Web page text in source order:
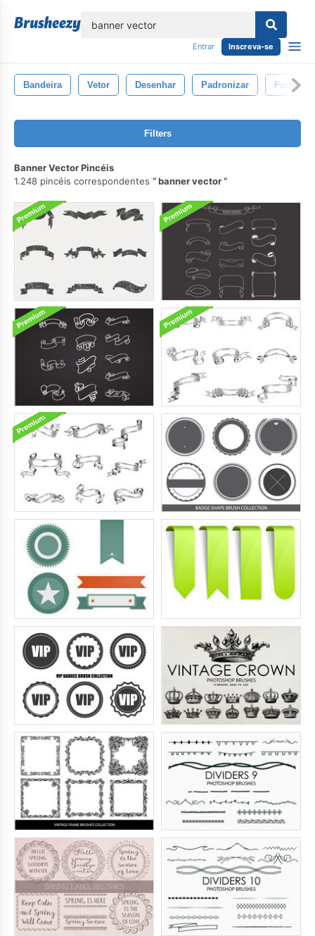
Entrar Inscreva-se
Bandeira Vetor Desenhar Padronizar Fundo
Filters
Banner Vector Pincéis
1.248 pincéis correspondentes
banner vector